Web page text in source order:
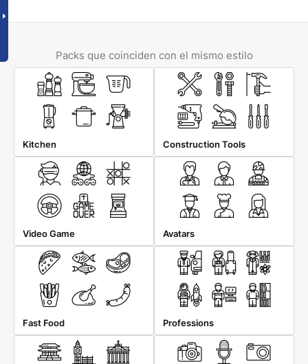
Packs que coinciden con el mismo estilo
Kitchen Construction Tools
Video Game Avatars
Fast Food Professions